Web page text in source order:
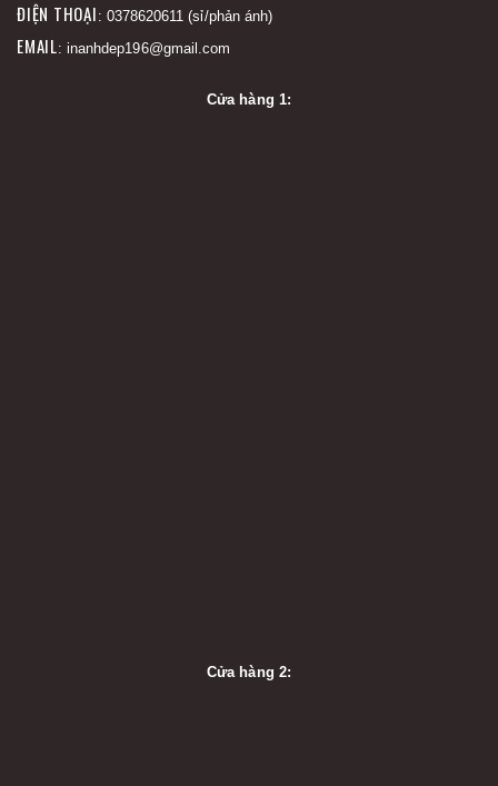
ĐIỆN THOẠI : 0378620611 (sỉ/phản ánh)
EMAIL: inanhdep196@gmail.com
Cửa hàng 1:
Cửa hàng 2: